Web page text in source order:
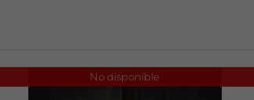
No disponible